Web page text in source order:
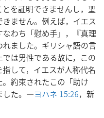
を証明できませんし，聖
ません。例えば，イエス
わち「慰め手」，『真理
ました。ギリシャ語の言
は男性である故に，この
して，イエスが人称代名
約束されたこの「助け
した。―ヨハネ 15:26，新